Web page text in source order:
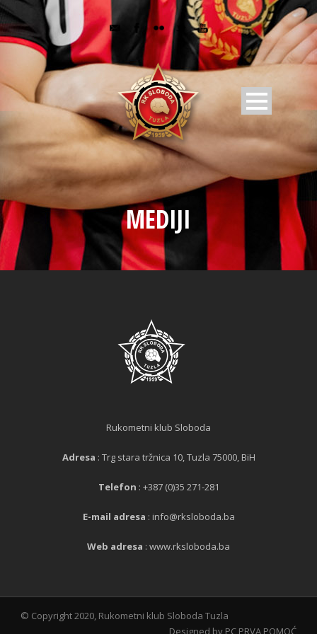
MEDIJI
Rukometni klub Sloboda
Adresa : Trg stara tržnica 10, Tuzla 75000, BiH
Telefon : +387 (0)35 271-281
E-mail adresa : info@rksloboda.ba
Web adresa : www.rksloboda.ba
© Copyright 2020, Rukometni klub Sloboda Tuzla
Designed by PC PRVA POMOĆ